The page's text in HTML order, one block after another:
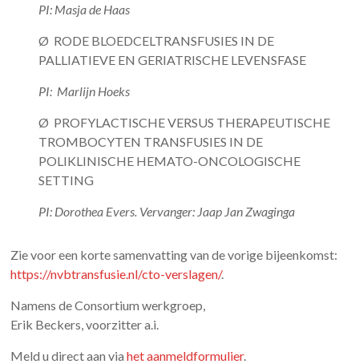
PI: Masja de Haas
Ø RODE BLOEDCELTRANSFUSIES IN DE
PALLIATIEVE EN GERIATRISCHE LEVENSFASE
PI: Marlijn Hoeks
Ø PROFYLACTISCHE VERSUS THERAPEUTISCHE
TROMBOCYTEN TRANSFUSIES IN DE
POLIKLINISCHE HEMATO-ONCOLOGISCHE
SETTING
PI: Dorothea Evers. Vervanger: Jaap Jan Zwaginga
Zie voor een korte samenvatting van de vorige bijeenkomst:
https://nvbtransfusie.nl/cto-verslagen/.
Namens de Consortium werkgroep,
Erik Beckers, voorzitter a.i.
Meld u direct aan viahet aanmeldformulier.